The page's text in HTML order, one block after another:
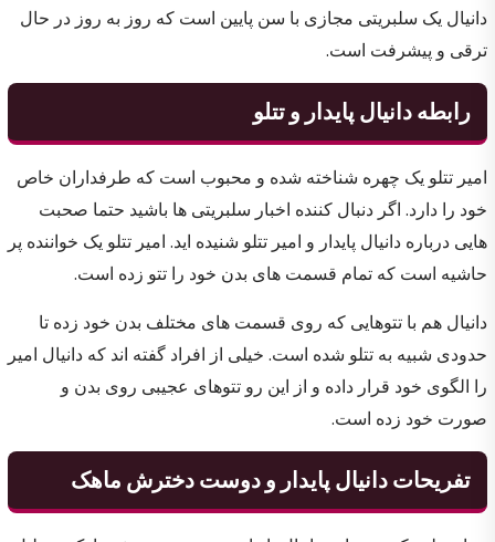
دانیال یک سلبریتی مجازی با سن پایین است که روز به روز در حال
ترقی و پیشرفت است.
رابطه دانیال پایدار و تتلو
امیر تتلو یک چهره شناخته شده و محبوب است که طرفداران خاص
خود را دارد. اگر دنبال کننده اخبار سلبریتی ها باشید حتما صحبت
هایی درباره دانیال پایدار و امیر تتلو شنیده اید. امیر تتلو یک خواننده پر
حاشیه است که تمام قسمت های بدن خود را تتو زده است.
دانیال هم با تتوهایی که روی قسمت های مختلف بدن خود زده تا
حدودی شبیه به تتلو شده است. خیلی از افراد گفته اند که دانیال امیر
را الگوی خود قرار داده و از این رو تتوهای عجیبی روی بدن و
صورت خود زده است.
تفریحات دانیال پایدار و دوست دخترش ماهک